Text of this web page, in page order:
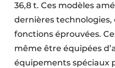
Contrôle d’accès
Éclairage
Fondations
36,8 t. Ces modèles
dernières
fonctions éprouvées.
même être équipées
équipements spéciaux